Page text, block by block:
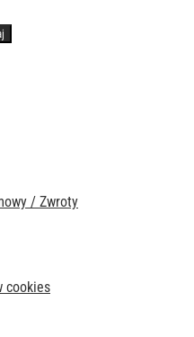
/ Zwroty
cookies